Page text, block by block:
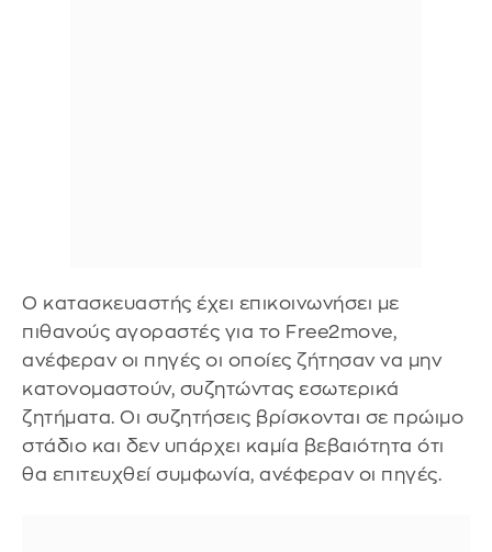
Ο κατασκευαστής έχει επικοινωνήσει με
πιθανούς αγοραστές για το Free2move,
ανέφεραν οι πηγές οι οποίες ζήτησαν να μην
κατονομαστούν, συζητώντας εσωτερικά
ζητήματα. Οι συζητήσεις βρίσκονται σε πρώιμο
στάδιο και δεν υπάρχει καμία βεβαιότητα ότι
θα επιτευχθεί συμφωνία, ανέφεραν οι πηγές.